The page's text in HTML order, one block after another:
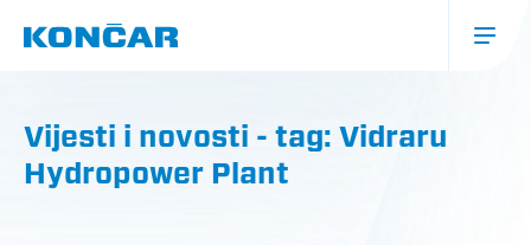
navigacija
(mobile)
Vijesti i novosti - tag: Vidraru
Hydropower Plant